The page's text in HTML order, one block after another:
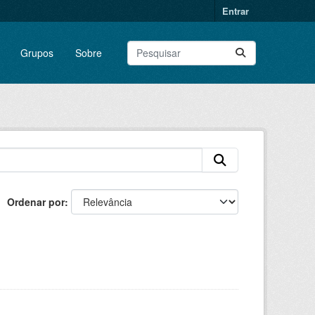
Entrar
Grupos Sobre
Ordenar por